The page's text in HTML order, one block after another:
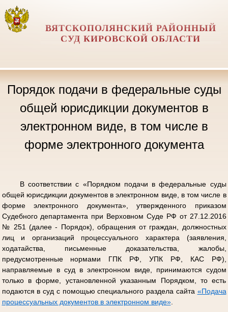
ВЯТСКОПОЛЯНСКИЙ РАЙОННЫЙ
СУД КИРОВСКОЙ ОБЛАСТИ
Порядок подачи в федеральные суды
общей юрисдикции документов в
электронном виде, в том числе в
форме электронного документа
В соответствии с «Порядком подачи в федеральные суды
общей юрисдикции документов в электронном виде, в том числе в
форме электронного документа», утвержденного приказом
Судебного департамента при Верховном Суде РФ от 27.12.2016
№ 251 (далее - Порядок), обращения от граждан, должностных
лиц и организаций процессуального характера (заявления,
ходатайства, письменные доказательства, жалобы,
предусмотренные нормами ГПК РФ, УПК РФ, КАС РФ),
направляемые в суд в электронном виде, принимаются судом
только в форме, установленной указанным Порядком, то есть
подаются в суд с помощью специального раздела сайта «Подача
процессуальных документов в электронном виде».